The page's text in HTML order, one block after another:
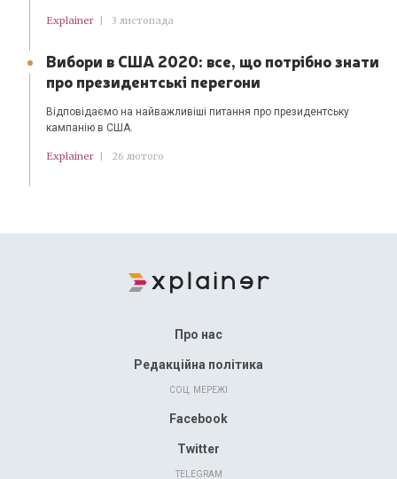
Explainer 3 листопада
Вибори в США 2020: все, що потрібно знати
про президентські перегони
Відповідаємо на найважливіші питання про президентську
кампанію в США.
Explainer 26 лютого
Про нас
Редакційна політика
СОЦ. МЕРЕЖІ
Facebook
Twitter
TELEGRAM